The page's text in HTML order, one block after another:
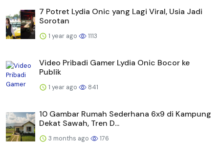
7 Potret Lydia Onic yang Lagi Viral, Usia Jadi
Sorotan
1 year ago 1113
Video Pribadi Gamer Lydia Onic Bocor ke
Publik
1 year ago 841
10 Gambar Rumah Sederhana 6x9 di Kampung
Dekat Sawah, Tren D...
3 months ago 176